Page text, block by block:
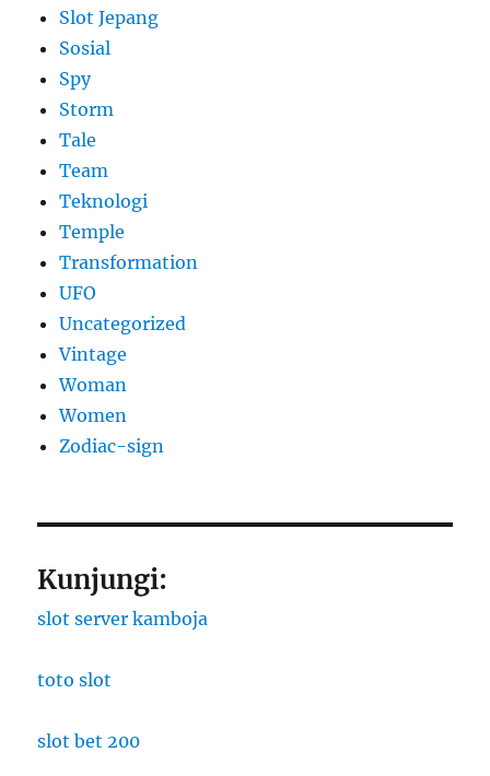
Slot Jepang
Sosial
Spy
Storm
Tale
Team
Teknologi
Temple
Transformation
UFO
Uncategorized
Vintage
Woman
Women
Zodiac-sign
Kunjungi:
slot server kamboja
toto slot
slot bet 200